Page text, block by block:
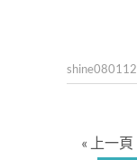
shine080112
« 上一頁